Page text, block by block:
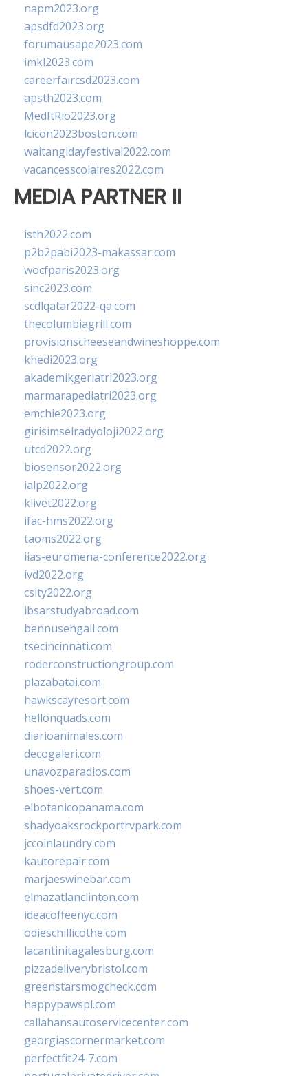
napm2023.org
apsdfd2023.org
forumausape2023.com
imkl2023.com
careerfaircsd2023.com
apsth2023.com
MedItRio2023.org
lcicon2023boston.com
waitangidayfestival2022.com
vacancesscolaires2022.com
MEDIA PARTNER II
isth2022.com
p2b2pabi2023-makassar.com
wocfparis2023.org
sinc2023.com
scdlqatar2022-qa.com
thecolumbiagrill.com
provisionscheeseandwineshoppe.com
khedi2023.org
akademikgeriatri2023.org
marmarapediatri2023.org
emchie2023.org
girisimselradyoloji2022.org
utcd2022.org
biosensor2022.org
ialp2022.org
klivet2022.org
ifac-hms2022.org
taoms2022.org
iias-euromena-conference2022.org
ivd2022.org
csity2022.org
ibsarstudyabroad.com
bennusehgall.com
tsecincinnati.com
roderconstructiongroup.com
plazabatai.com
hawkscayresort.com
hellonquads.com
diarioanimales.com
decogaleri.com
unavozparadios.com
shoes-vert.com
elbotanicopanama.com
shadyoaksrockportrvpark.com
jccoinlaundry.com
kautorepair.com
marjaeswinebar.com
elmazatlanclinton.com
ideacoffeenyc.com
odieschillicothe.com
lacantinitagalesburg.com
pizzadeliverybristol.com
greenstarsmogcheck.com
happypawspl.com
callahansautoservicecenter.com
georgiascornermarket.com
perfectfit24-7.com